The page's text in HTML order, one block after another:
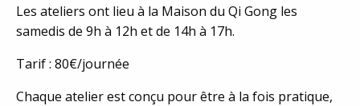
Les ateliers ont lieu à la Maison du Qi Gong les
samedis de 9h à 12h et de 14h à 17h.
Tarif : 80€/journée
Chaque atelier est conçu pour être à la fois pratique,